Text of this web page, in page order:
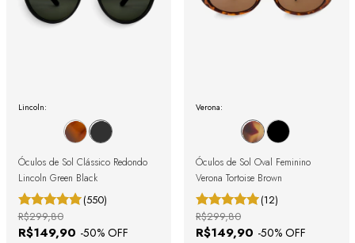
Lincoln:
Óculos de Sol Clássico Redondo
Lincoln Green Black
(550)
R$149,90 -50% OFF
R$299,80
Verona:
Óculos de Sol Oval Feminino
Verona Tortoise Brown
(12)
R$149,90 -50% OFF
R$299,80